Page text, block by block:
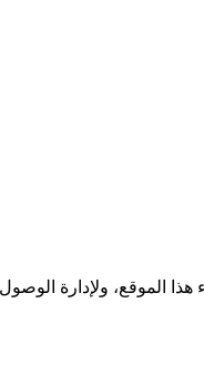
هذا الموقع، ولإدارة